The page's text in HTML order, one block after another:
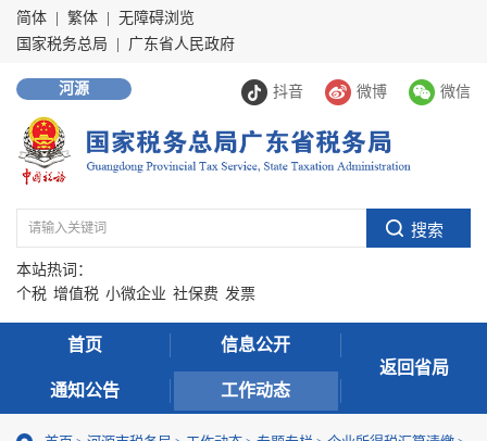
简体 繁体
无障碍浏览
国家税务总局
广东省人民政府
抖音 微博 微信
河源
本站热词：
个税 增值税 小微企业 社保费 发票
首页 信息公开
通知公告 工作动态
返回省局